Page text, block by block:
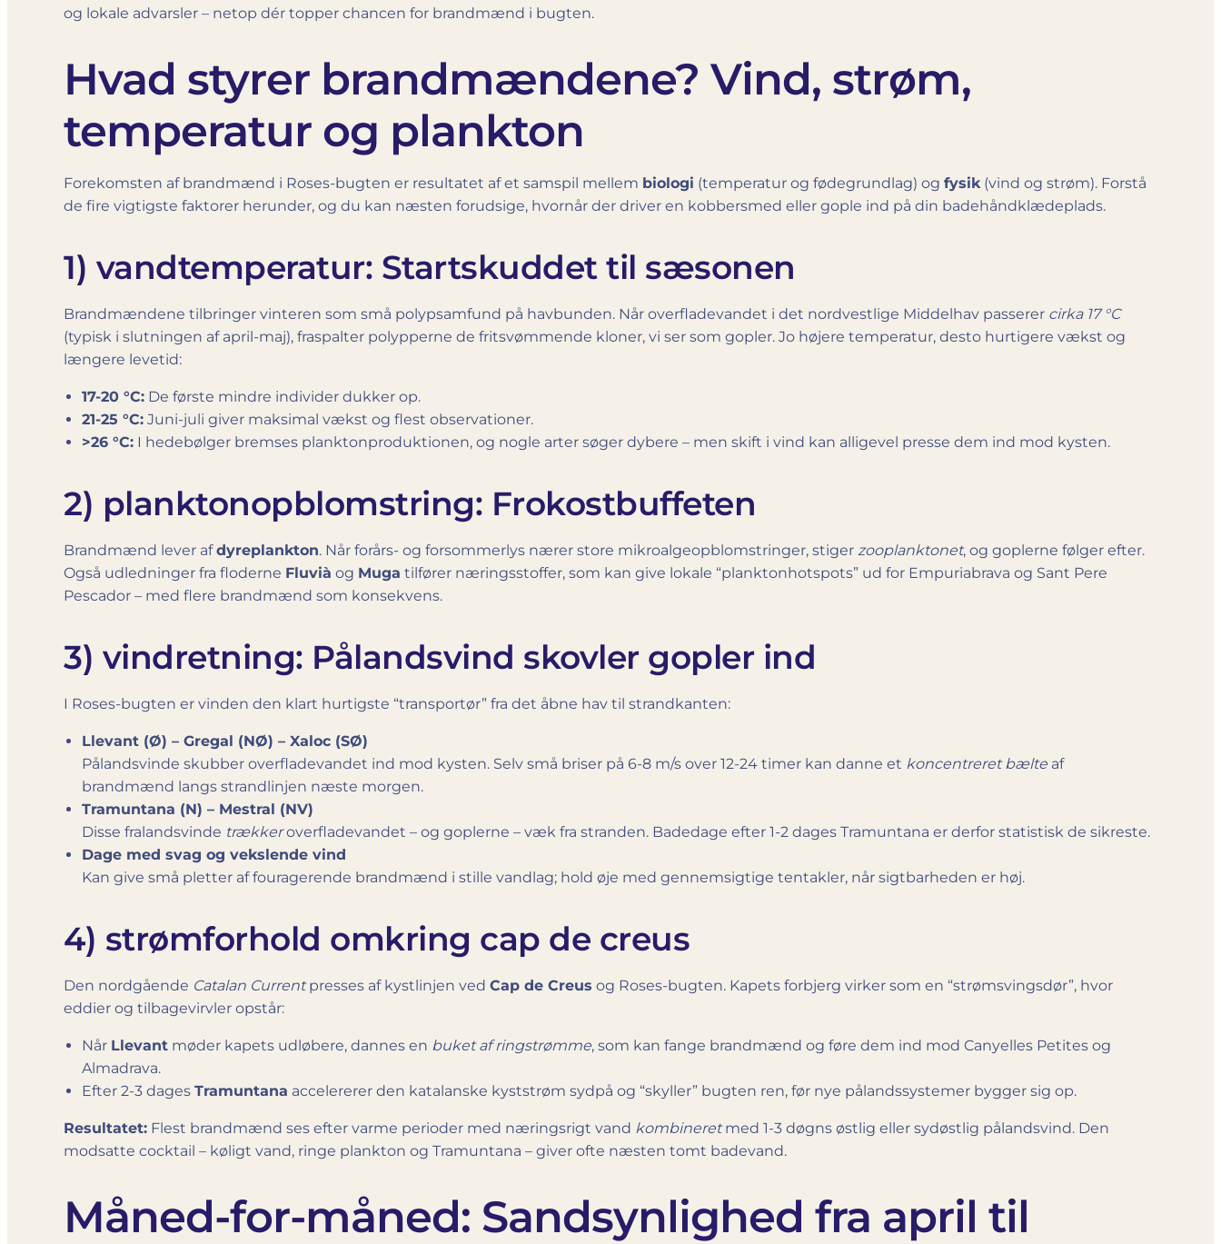
og lokale advarsler – netop dér topper chancen for brandmænd i bugten.
Hvad styrer brandmændene? Vind, strøm,
temperatur og plankton
Forekomsten af brandmænd i Roses-bugten er resultatet af et samspil mellem biologi (temperatur og fødegrundlag) og fysik(vind og strøm). Forstå
de fire vigtigste faktorer herunder, og du kan næsten forudsige, hvornår der driver en kobbersmed eller gople ind på din badehåndklædeplads.
1) vandtemperatur: Startskuddet til sæsonen
Brandmændene tilbringer vinteren som små polypsamfund på havbunden. Når overfladevandet i det nordvestlige Middelhav passerer cirka 17 °C
(typisk i slutningen af april-maj), fraspalter polypperne de fritsvømmende kloner, vi ser som gopler. Jo højere temperatur, desto hurtigere vækst og
længere levetid:
17-20 °C: De første mindre individer dukker op.
21-25 °C: Juni-juli giver maksimal vækst og flest observationer.
>26 °C: I hedebølger bremses planktonproduktionen, og nogle arter søger dybere – men skift i vind kan alligevel presse dem ind mod kysten.
2) planktonopblomstring: Frokostbuffeten
Brandmænd lever afdyreplankton. Når forårs- og forsommerlys nærer store mikroalgeopblomstringer, stiger zooplanktonet, og goplerne følger efter.
Også udledninger fra floderne Fluvià og Muga tilfører næringsstoffer, som kan give lokale “planktonhotspots” ud for Empuriabrava og Sant Pere
Pescador – med flere brandmænd som konsekvens.
3) vindretning: Pålandsvind skovler gopler ind
I Roses-bugten er vinden den klart hurtigste “transportør” fra det åbne hav til strandkanten:
Llevant (Ø) – Gregal (NØ) – Xaloc (SØ)
Pålandsvinde skubber overfladevandet ind mod kysten. Selv små briser på 6-8 m/s over 12-24 timer kan danne et koncentreret bælte af
brandmænd langs strandlinjen næste morgen.
Tramuntana (N) – Mestral (NV)
Disse fralandsvinde trækkeroverfladevandet – og goplerne – væk fra stranden. Badedage efter 1-2 dages Tramuntana er derfor statistisk de sikreste.
Dage med svag og vekslende vind
Kan give små pletter af fouragerende brandmænd i stille vandlag; hold øje med gennemsigtige tentakler, når sigtbarheden er høj.
4) strømforhold omkring cap de creus
Den nordgående Catalan Currentpresses af kystlinjen ved Cap de Creus og Roses-bugten. Kapets forbjerg virker som en “strømsvingsdør”, hvor
eddier og tilbagevirvler opstår:
Når Llevant møder kapets udløbere, dannes en buket af ringstrømme, som kan fange brandmænd og føre dem ind mod Canyelles Petites og
Almadrava.
Efter 2-3 dages Tramuntana accelererer den katalanske kyststrøm sydpå og “skyller” bugten ren, før nye pålandssystemer bygger sig op.
Resultatet: Flest brandmænd ses efter varme perioder med næringsrigt vand kombineretmed 1-3 døgns østlig eller sydøstlig pålandsvind. Den
modsatte cocktail – køligt vand, ringe plankton og Tramuntana – giver ofte næsten tomt badevand.
Måned-for-måned: Sandsynlighed fra april til